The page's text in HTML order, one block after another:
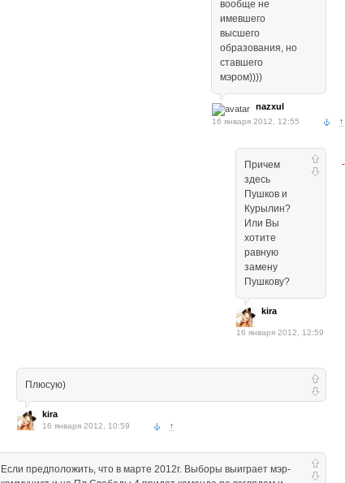
вообще не
имевшего
высшего
образования, но
ставшего
мэром))))
nazxul
16 января 2012, 12:55 ↑
Причем
здесь
Пушков и
Курылин?
Или Вы
хотите
равную
замену
Пушкову?
kira
16 января 2012, 12:59
Плюсую)
kira
16 января 2012, 10:59 ↑
Если предположить, что в марте 2012г. Выборы выиграет мэр-